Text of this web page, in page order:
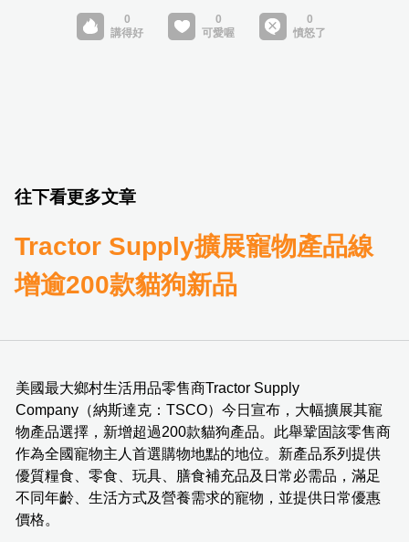
往下看更多文章
Tractor Supply擴展寵物產品線
增逾200款貓狗新品
美國最大鄉村生活用品零售商Tractor Supply
Company（納斯達克：TSCO）今日宣布，大幅擴展其寵
物產品選擇，新增超過200款貓狗產品。此舉鞏固該零售商
作為全國寵物主人首選購物地點的地位。新產品系列提供
優質糧食、零食、玩具、膳食補充品及日常必需品，滿足
不同年齡、生活方式及營養需求的寵物，並提供日常優惠
價格。